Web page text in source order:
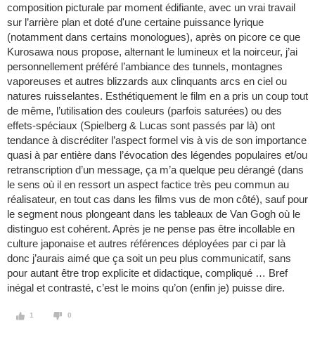
composition picturale par moment édifiante, avec un vrai travail
sur l’arrière plan et doté d'une certaine puissance lyrique
(notamment dans certains monologues), après on picore ce que
Kurosawa nous propose, alternant le lumineux et la noirceur, j’ai
personnellement préféré l’ambiance des tunnels, montagnes
vaporeuses et autres blizzards aux clinquants arcs en ciel ou
natures ruisselantes. Esthétiquement le film en a pris un coup tout
de même, l’utilisation des couleurs (parfois saturées) ou des
effets-spéciaux (Spielberg & Lucas sont passés par là) ont
tendance à discréditer l’aspect formel vis à vis de son importance
quasi à par entière dans l’évocation des légendes populaires et/ou
retranscription d’un message, ça m’a quelque peu dérangé (dans
le sens où il en ressort un aspect factice très peu commun au
réalisateur, en tout cas dans les films vus de mon côté), sauf pour
le segment nous plongeant dans les tableaux de Van Gogh où le
distinguo est cohérent. Après je ne pense pas être incollable en
culture japonaise et autres références déployées par ci par là
donc j’aurais aimé que ça soit un peu plus communicatif, sans
pour autant être trop explicite et didactique, compliqué … Bref
inégal et contrasté, c’est le moins qu’on (enfin je) puisse dire.
1 0